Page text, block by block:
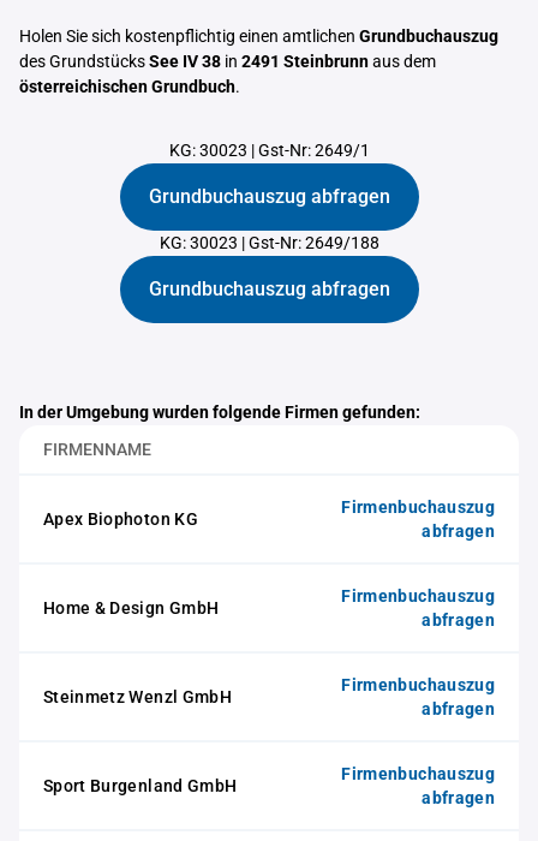
Holen Sie sich kostenpflichtig einen amtlichen Grundbuchauszug
des GrundstücksSee IV 38 in 2491 Steinbrunnaus dem
österreichischen Grundbuch.
KG: 30023 |Gst-Nr: 2649/1
Grundbuchauszug abfragen
KG: 30023 |Gst-Nr: 2649/188
Grundbuchauszug abfragen
In der Umgebung wurden folgende Firmen gefunden:
FIRMENNAME
Apex Biophoton KG
Firmenbuchauszug
abfragen
Home & Design GmbH
Firmenbuchauszug
abfragen
Steinmetz Wenzl GmbH
Firmenbuchauszug
abfragen
Sport Burgenland GmbH
Firmenbuchauszug
abfragen